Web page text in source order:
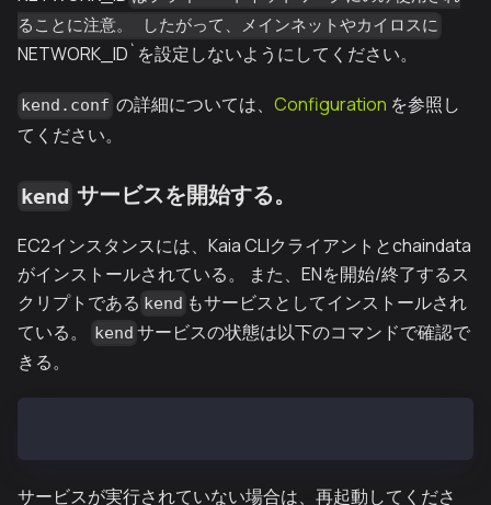
ることに注意。 したがって、メインネットやカイロスに
NETWORK_ID`を設定しないようにしてください。
kend.conf の詳細については、Configuration を参照し
てください。
kend サービスを開始する。
EC2インスタンスには、Kaia CLIクライアントとchaindata
がインストールされている。 また、ENを開始/終了するス
クリプトである kend もサービスとしてインストールされ
ている。
kend サービスの状態は以下のコマンドで確認で
きる。
サービスが実行されていない場合は、再起動してくださ